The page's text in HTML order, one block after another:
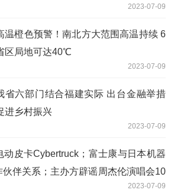
2023-07-09
温橙色预警！南北方大范围高温持续 6
区局地可达40℃
2023-07-09
省六部门结合福建实际 出台金融举措
进乡村振兴
2023-07-09
皮卡Cybertruck；富士康与日本机器
伙伴关系；主办方辟谣周杰伦演唱会10
2023-07-09